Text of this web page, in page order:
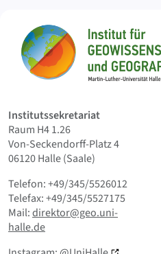
Startseite
Institutssekretariat
Raum H4 1.26
Von-Seckendorff-Platz 4
06120 Halle (Saale)
Telefon: +49/345/5526012
Telefax: +49/345/5527175
Mail:direktor@geo.uni-
halle.de